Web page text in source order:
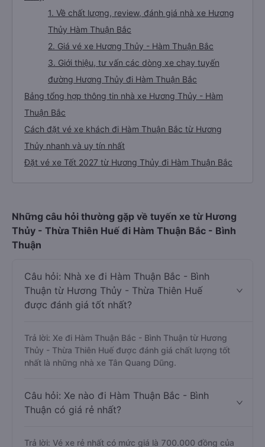
1. Về chất lượng, review, đánh giá nhà xe Hương
Thủy Hàm Thuận Bắc
2. Giá vé xe Hương Thủy - Hàm Thuận Bắc
3. Giới thiệu, tư vấn các dòng xe chạy tuyến
đường Hương Thủy đi Hàm Thuận Bắc
Bảng tổng hợp thông tin nhà xe Hương Thủy - Hàm
Thuận Bắc
Cách đặt vé xe khách đi Hàm Thuận Bắc từ Hương
Thủy nhanh và uy tín nhất
Đặt vé xe Tết 2027 từ Hương Thủy đi Hàm Thuận Bắc
Những câu hỏi thường gặp về tuyến xe từ Hương
Thủy - Thừa Thiên Huế đi Hàm Thuận Bắc - Bình
Thuận
Câu hỏi: Nhà xe đi Hàm Thuận Bắc - Bình
Thuận từ Hương Thủy - Thừa Thiên Huế
được đánh giá tốt nhất?
Trả lời: Xe đi Hàm Thuận Bắc - Bình Thuận từ Hương
Thủy - Thừa Thiên Huế được đánh giá chất lượng tốt
nhất là những nhà xe Tân Quang Dũng.
Câu hỏi: Xe nào đi Hàm Thuận Bắc - Bình
Thuận có giá rẻ nhất?
Trả lời: Vé xe rẻ nhất có mức giá là 700.000 đồng của